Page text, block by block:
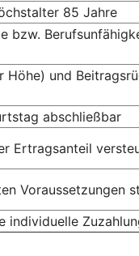
85 Jahre
bzw.
und
abschließbar
Ertrags­anteil
Voraus­setzungen
individuelle